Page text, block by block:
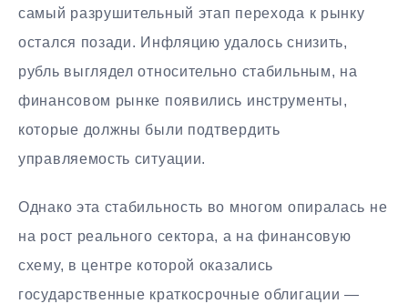
самый разрушительный этап перехода к рынку
остался позади. Инфляцию удалось снизить,
рубль выглядел относительно стабильным, на
финансовом рынке появились инструменты,
которые должны были подтвердить
управляемость ситуации.
Однако эта стабильность во многом опиралась не
на рост реального сектора, а на финансовую
схему, в центре которой оказались
государственные краткосрочные облигации —